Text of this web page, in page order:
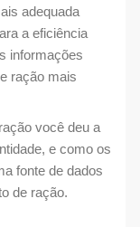
adequada
a eficiência
informações
ração mais
você deu a
e como os
fonte de dados
de ração.